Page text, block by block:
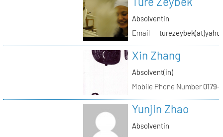
Absolventin
Email
Xin Zhang
Absolvent(in)
Mobile Phone Number0179-
Yunjin Zhao
Absolventin